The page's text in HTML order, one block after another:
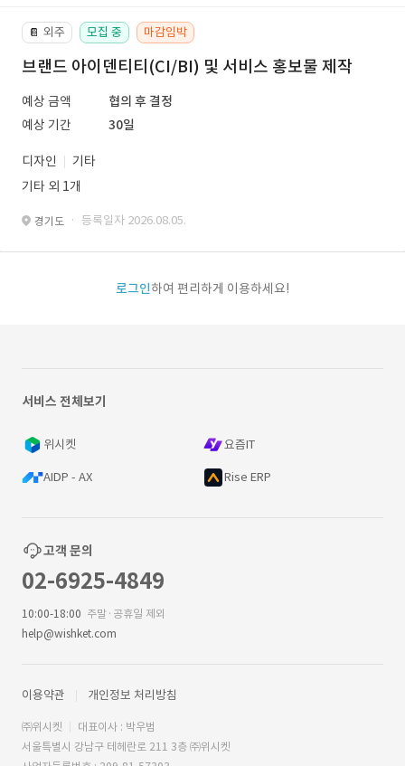
📔 외주 모집 중 마감임박
브랜드 아이덴티티(CI/BI) 및 서비스 홍보물 제작
예상 금액
협의 후 결정
예상 기간
30일
디자인
기타
기타 외 1개
경기도 · 등록일자 2026.08.05.
로그인하여 편리하게 이용하세요!
서비스 전체보기
위시켓 요즘IT
AIDP - AX Rise ERP
고객 문의
02-6925-4849
10:00-18:00 주말·공휴일 제외
help@wishket.com
이용약관 개인정보 처리방침
㈜위시켓
대표이사 : 박우범
서울특별시 강남구 테헤란로 211 3층 ㈜위시켓